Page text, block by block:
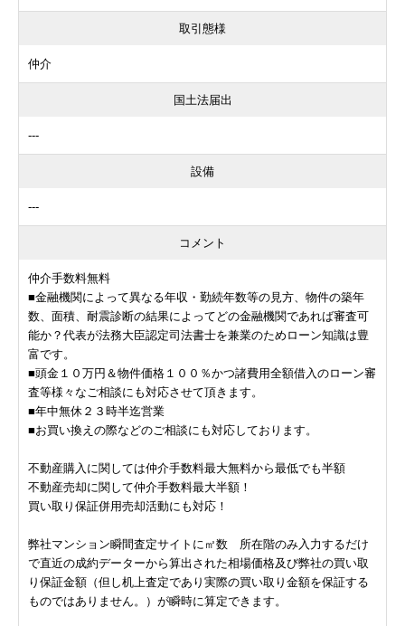
取引態様
仲介
国土法届出
---
設備
---
コメント
仲介手数料無料
■金融機関によって異なる年収・勤続年数等の見方、物件の築年
数、面積、耐震診断の結果によってどの金融機関であれば審査可
能か？代表が法務大臣認定司法書士を兼業のためローン知識は豊
富です。
■頭金１０万円＆物件価格１００％かつ諸費用全額借入のローン審
査等様々なご相談にも対応させて頂きます。
■年中無休２３時半迄営業
■お買い換えの際などのご相談にも対応しております。
不動産購入に関しては仲介手数料最大無料から最低でも半額
不動産売却に関して仲介手数料最大半額！
買い取り保証併用売却活動にも対応！
弊社マンション瞬間査定サイトに㎡数 所在階のみ入力するだけ
で直近の成約データーから算出された相場価格及び弊社の買い取
り保証金額（但し机上査定であり実際の買い取り金額を保証する
ものではありません。）が瞬時に算定できます。